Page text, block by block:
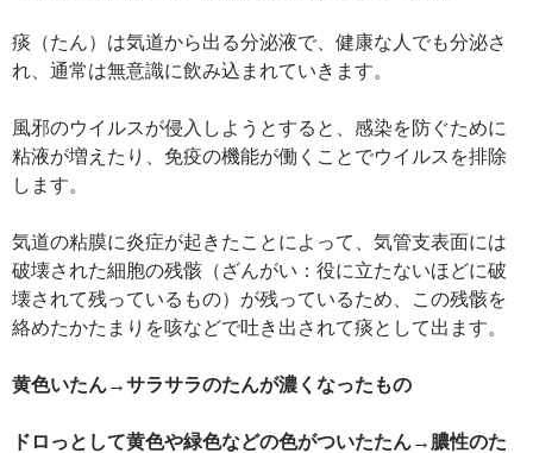
痰（たん）は気道から出る分泌液で、健康な人でも分泌さ
れ、通常は無意識に飲み込まれていきます。
風邪のウイルスが侵入しようとすると、感染を防ぐために
粘液が増えたり、免疫の機能が働くことでウイルスを排除
します。
気道の粘膜に炎症が起きたことによって、気管支表面には
破壊された細胞の残骸（ざんがい：役に立たないほどに破
壊されて残っているもの）が残っているため、この残骸を
絡めたかたまりを咳などで吐き出されて痰として出ます。
黄色いたん→サラサラのたんが濃くなったもの
ドロっとして黄色や緑色などの色がついたたん→膿性のた